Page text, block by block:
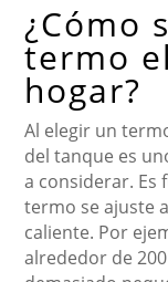
¿Cómo
termo
hogar?
Al elegir un
del tanque es
a considerar. Es
termo se ajuste
caliente. Por
alrededor de